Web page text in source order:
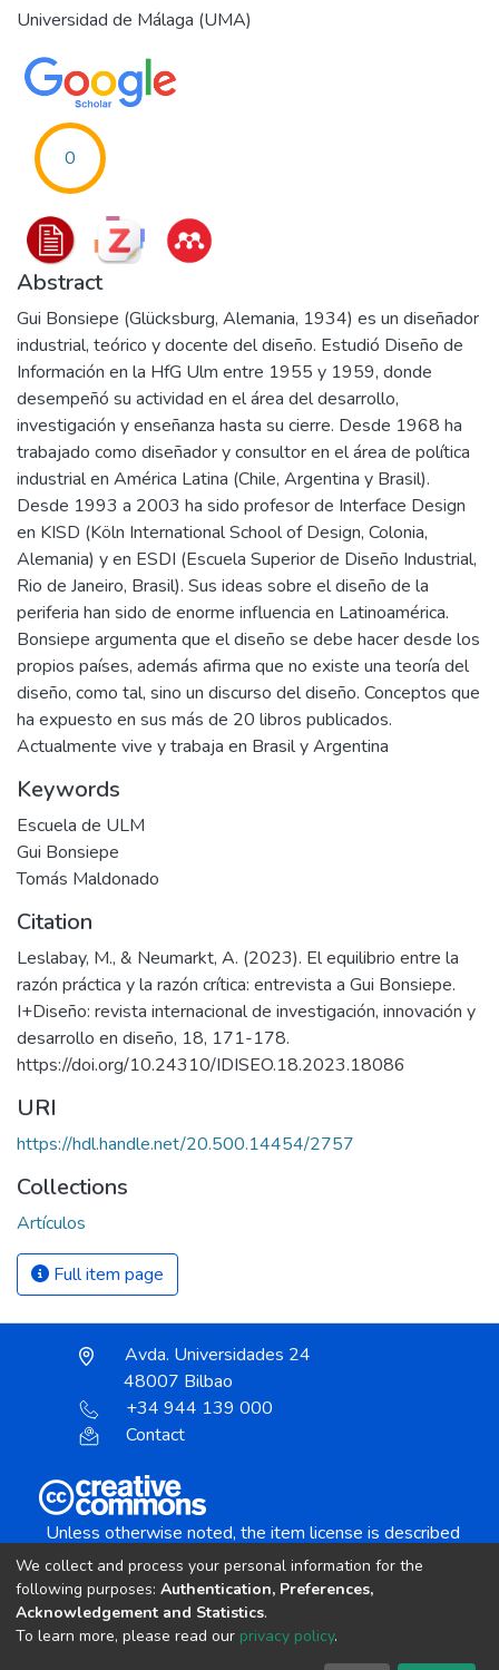
Universidad de Málaga (UMA)
0
Abstract
Gui Bonsiepe (Glücksburg, Alemania, 1934) es un diseñador
industrial, teórico y docente del diseño. Estudió Diseño de
Información en la HfG Ulm entre 1955 y 1959, donde
desempeñó su actividad en el área del desarrollo,
investigación y enseñanza hasta su cierre. Desde 1968 ha
trabajado como diseñador y consultor en el área de política
industrial en América Latina (Chile, Argentina y Brasil).
Desde 1993 a 2003 ha sido profesor de Interface Design
en KISD (Köln International School of Design, Colonia,
Alemania) y en ESDI (Escuela Superior de Diseño Industrial,
Rio de Janeiro, Brasil). Sus ideas sobre el diseño de la
periferia han sido de enorme influencia en Latinoamérica.
Bonsiepe argumenta que el diseño se debe hacer desde los
propios países, además afirma que no existe una teoría del
diseño, como tal, sino un discurso del diseño. Conceptos que
ha expuesto en sus más de 20 libros publicados.
Actualmente vive y trabaja en Brasil y Argentina
Keywords
Escuela de ULM
Gui Bonsiepe
Tomás Maldonado
Citation
Leslabay, M., & Neumarkt, A. (2023). El equilibrio entre la
razón práctica y la razón crítica: entrevista a Gui Bonsiepe.
I+Diseño: revista internacional de investigación, innovación y
desarrollo en diseño, 18, 171-178.
https://doi.org/10.24310/IDISEO.18.2023.18086
URI
https://hdl.handle.net/20.500.14454/2757
Collections
Artículos
Full item page
Avda. Universidades 24
48007 Bilbao
+34 944 139 000
Contact
Unless otherwise noted, the item license is described
Creative Commons Attribution-NonCommercial-
copyright © 2002-2026 LYRASIS
We collect and process your personal information for the
following purposes: Authentication, Preferences,
Acknowledgement and Statistics.
To learn more, please read our privacy policy.